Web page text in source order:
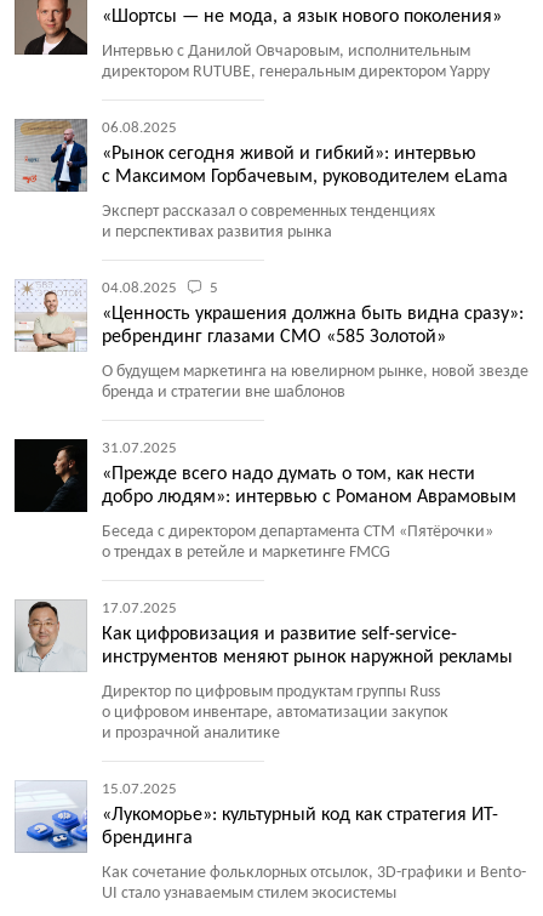
«Шортсы — не мода, а язык нового поколения»
Интервью с Данилой Овчаровым, исполнительным
директором RUTUBE, генеральным директором Yappy
06.08.2025
«Рынок сегодня живой и гибкий»: интервью
с Максимом Горбачевым, руководителем eLama
Эксперт рассказал о современных тенденциях
и перспективах развития рынка
04.08.2025 5
«Ценность украшения должна быть видна сразу»:
ребрендинг глазами СМО «585 Золотой»
О будущем маркетинга на ювелирном рынке, новой звезде
бренда и стратегии вне шаблонов
31.07.2025
«Прежде всего надо думать о том, как нести
добро людям»: интервью с Романом Аврамовым
Беседа с директором департамента СТМ «Пятёрочки»
о трендах в ретейле и маркетинге FMCG
17.07.2025
Как цифровизация и развитие self-service-
инструментов меняют рынок наружной рекламы
Директор по цифровым продуктам группы Russ
о цифровом инвентаре, автоматизации закупок
и прозрачной аналитике
15.07.2025
«Лукоморье»: культурный код как стратегия ИТ-
брендинга
Как сочетание фольклорных отсылок, 3D-графики и Bento-
UI стало узнаваемым стилем экосистемы